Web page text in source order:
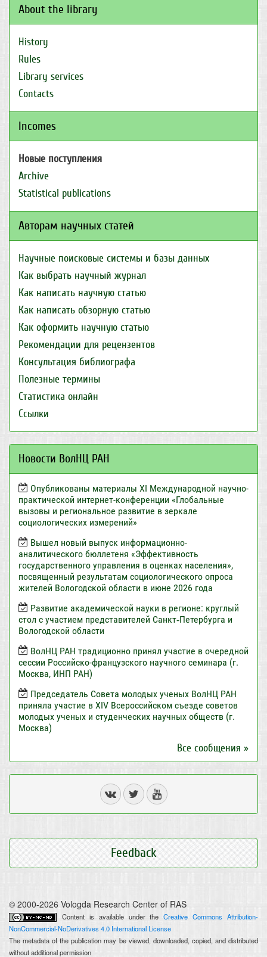
About the library
History
Rules
Library services
Contacts
Incomes
Новые поступления
Archive
Statistical publications
Авторам научных статей
Научные поисковые системы и базы данных
Как выбрать научный журнал
Как написать научную статью
Как написать обзорную статью
Как оформить научную статью
Рекомендации для рецензентов
Консультация библиографа
Полезные термины
Статистика онлайн
Ссылки
Новости ВолНЦ РАН
Опубликованы материалы XI Международной научно-
практической интернет-конференции «Глобальные
вызовы и региональное развитие в зеркале
социологических измерений»
Вышел новый выпуск информационно-
аналитического бюллетеня «Эффективность
государственного управления в оценках населения»,
посвященный результатам социологического опроса
жителей Вологодской области в июне 2026 года
Развитие академической науки в регионе: круглый
стол с участием представителей Санкт‑Петербурга и
Вологодской области
ВолНЦ РАН традиционно принял участие в очередной
сессии Российско-французского научного семинара (г.
Москва, ИНП РАН)
Председатель Совета молодых ученых ВолНЦ РАН
приняла участие в XIV Всероссийском съезде советов
молодых ученых и студенческих научных обществ (г.
Москва)
Все сообщения »
Feedback
© 2000-2026 Vologda Research Center of RAS
Content is available under theCreative Commons Attribution-
NonCommercial-NoDerivatives 4.0 International License
The metadata of the publication may be viewed, downloaded, copied, and distributed
without additional permission